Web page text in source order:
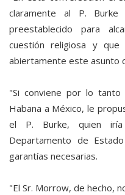
claramente al P.
preestablecido para
cuestión religiosa y
abiertamente este asunto
"Si conviene por lo
Habana a México, le
el P. Burke, quien
Departamento de
garantías necesarias.
"El Sr. Morrow, de hecho,